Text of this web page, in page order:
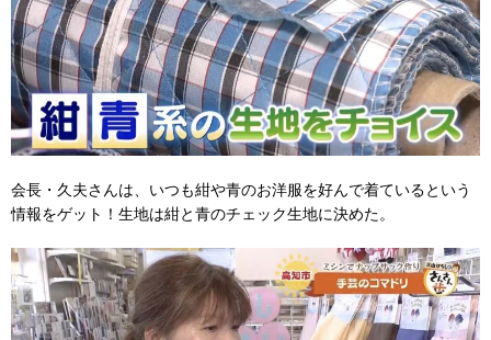
会長・久夫さんは、いつも紺や青のお洋服を好んで着ているという
情報をゲット！生地は紺と青のチェック生地に決めた。